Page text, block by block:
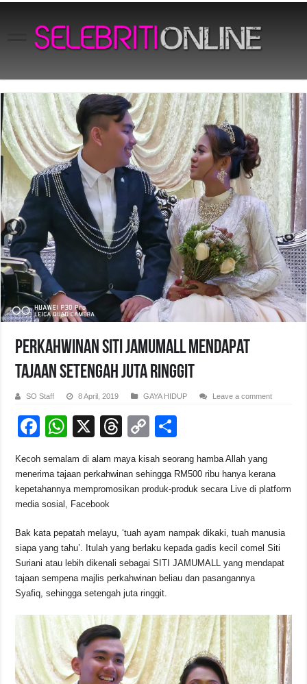
Perkahwinan SITI JAMUMALL Mendapat
Tajaan Setengah Juta Ringgit
SO Staff 8 April, 2019 GAYA HIDUP Leave a comment
F
c
e
b
o
o
k
W
at
s
A
p
p
X
T
hr
e
a
s
C
o
p
y
n
k
ar
e
Kecoh semalam di alam maya kisah seorang hamba Allah yang
menerima tajaan perkahwinan sehingga RM500 ribu hanya kerana
kepetahannya mempromosikan produk-produk secara Live di platform
media sosial, Facebook
Bak kata pepatah melayu, ‘tuah ayam nampak dikaki, tuah manusia
siapa yang tahu’. Itulah yang berlaku kepada gadis kecil comel Siti
Suriani atau lebih dikenali sebagai SITI JAMUMALL yang mendapat
tajaan sempena majlis perkahwinan beliau dan pasangannya
Syafiq, sehingga setengah juta ringgit.